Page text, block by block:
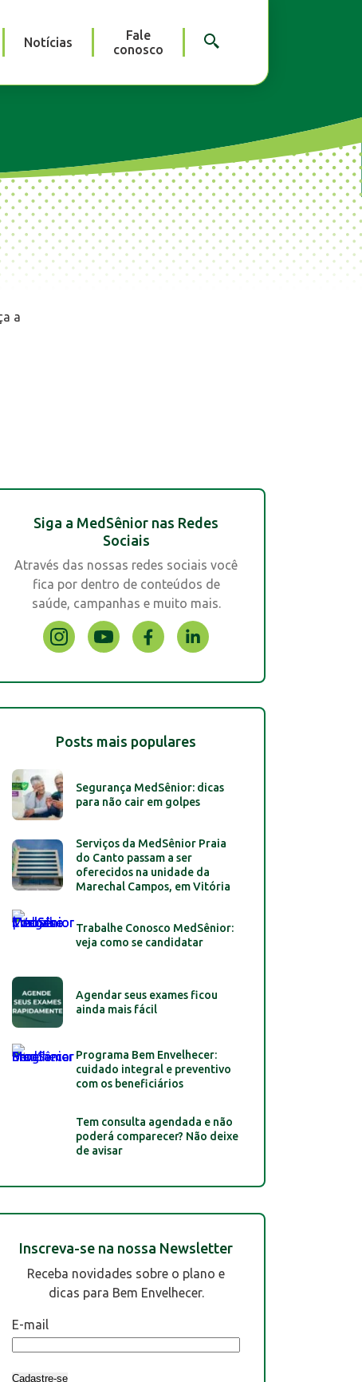
Notícias
Fale
conosco
a
Siga a MedSênior nas Redes
Sociais
Através das nossas redes sociais você
fica por dentro de conteúdos de
saúde, campanhas e muito mais.
Posts mais populares
Segurança MedSênior: dicas
para não cair em golpes
Serviços da MedSênior Praia
do Canto passam a ser
oferecidos na unidade da
Marechal Campos, em Vitória
Trabalhe Conosco MedSênior:
veja como se candidatar
Agendar seus exames ficou
ainda mais fácil
Programa Bem Envelhecer:
cuidado integral e preventivo
com os beneficiários
Tem consulta agendada e não
poderá comparecer? Não deixe
de avisar
Inscreva-se na nossa Newsletter
Receba novidades sobre o plano e
dicas para Bem Envelhecer.
E-mail
Cadastre-se